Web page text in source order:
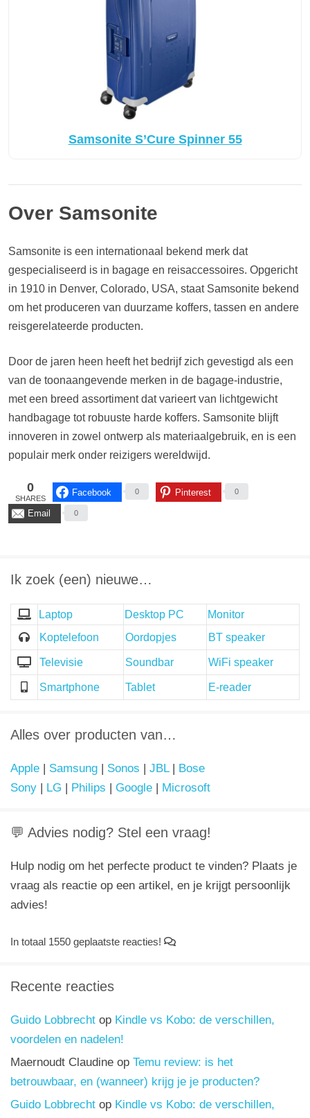
Samsonite S’Cure Spinner 55
Over Samsonite
Samsonite is een internationaal bekend merk dat
gespecialiseerd is in bagage en reisaccessoires. Opgericht
in 1910 in Denver, Colorado, USA, staat Samsonite bekend
om het produceren van duurzame koffers, tassen en andere
reisgerelateerde producten.
Door de jaren heen heeft het bedrijf zich gevestigd als een
van de toonaangevende merken in de bagage-industrie,
met een breed assortiment dat varieert van lichtgewicht
handbagage tot robuuste harde koffers. Samsonite blijft
innoveren in zowel ontwerp als materiaalgebruik, en is een
populair merk onder reizigers wereldwijd.
0
SHARES
Facebook 0 Pinterest 0
Email 0
Ik zoek (een) nieuwe…
Laptop Desktop PC
Monitor
Koptelefoon
Oordopjes BT speaker
Televisie Soundbar WiFi speaker
Smartphone Tablet E-reader
Alles over producten van…
Apple | Samsung | Sonos | JBL| Bose
Sony | LG | Philips | Google | Microsoft
💬 Advies nodig? Stel een vraag!
Hulp nodig om het perfecte product te vinden? Plaats je
vraag als reactie op een artikel, en je krijgt persoonlijk
advies!
In totaal 1550 geplaatste reacties!
Recente reacties
Guido Lobbrecht op Kindle vs Kobo: de verschillen,
voordelen en nadelen!
Maernoudt Claudine op Temu review: is het
betrouwbaar, en (wanneer) krijg je je producten?
Guido Lobbrecht op Kindle vs Kobo: de verschillen,